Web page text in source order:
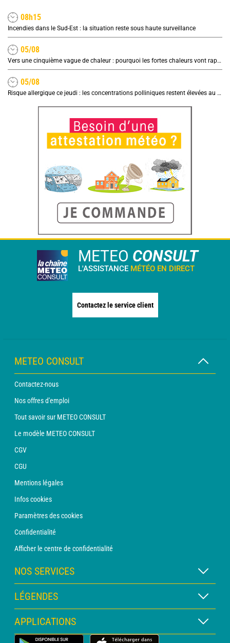
08h15
Incendies dans le Sud-Est : la situation reste sous haute surveillance
05/08
Vers une cinquième vague de chaleur : pourquoi les fortes chaleurs vont rapidement revenir en France
05/08
Risque allergique ce jeudi : les concentrations polliniques restent élevées au nord
METEO CONSULT
L'ASSISTANCE MÉTÉO EN DIRECT
Contactez le service client
METEO CONSULT
Contactez-nous
Nos offres d'emploi
Tout savoir sur METEO CONSULT
Le modèle METEO CONSULT
CGV
CGU
Mentions légales
Infos cookies
Paramètres des cookies
Confidentialité
Afficher le centre de confidentialité
NOS SERVICES
Abonnement METEO Xpert
Abonnement METEO PRO
Consultation avec un prévisionniste
LÉGENDES
Légende des cartes
Légende des pictogrammes
APPLICATIONS